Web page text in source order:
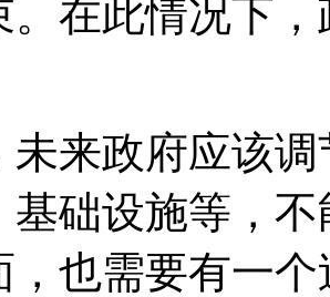
。在此情况下
未来政府应该
基础设施等，
，也需要有一